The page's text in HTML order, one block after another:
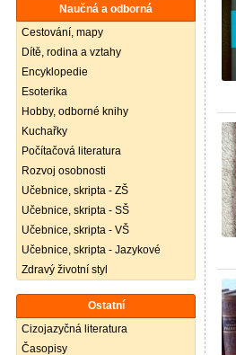
Naučná a odborná
Cestování, mapy
Dítě, rodina a vztahy
Encyklopedie
Esoterika
Hobby, odborné knihy
Kuchařky
Počítačová literatura
Rozvoj osobnosti
Učebnice, skripta - ZŠ
Učebnice, skripta - SŠ
Učebnice, skripta - VŠ
Učebnice, skripta - Jazykové
Zdravý životní styl
Ostatní
Cizojazyčná literatura
Časopisy